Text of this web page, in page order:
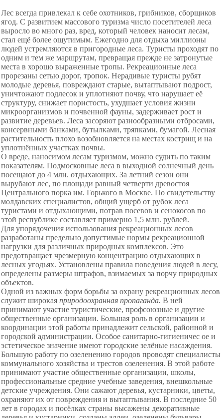
Лес всегда привлекал к себе охотников, грибников, сборщиков
ягод. С развитием массового туризма число посетителей леса
выросло во много раз, вред, который человек наносит лесам,
стал ещё более ощутимым. Ежегодно для отдыха миллионы
людей устремляются в пригородные леса. Туристы проходят по
одним и тем же маршрутам, превращая прежде не затронутые
места в хорошо выраженные тропы. Рекреационные леса
прорезаны сетью дорог, тропок. Нерадивые туристы рубят
молодые деревья, повреждают старые, вытаптывают подрост,
уничтожают подлесок и уплотняют почву, что нарушает её
структуру, снижает пористость, ухудшает условия жизни
микроорганизмов и почвенной фауны, задерживает рост и
развитие деревьев. Леса засоряют разнообразными отбросами,
консервными банками, бутылками, тряпками, бумагой. Лесная
растительность плохо возобновляется на местах кострищ и на
уплотнённых участках почвы.
О вреде, наносимом лесам туризмом, можно судить по таким
показателям. Подмосковные леса в выходной солнечный день
посещают до 4 млн. отдыхающих. За летний сезон они
вырубают лес, по площади равный четверти древостоя
Центрального порка им. Горького в Москве. По свидетельству
молдавских специалистов, общий ущерб от рубок леса
туристами и отдыхающими, потрав посевов и сенокосов по
этой республике составляет примерно 1,5 млн. рублей.
Для упорядочения использования рекреационных лесов
разработаны предельно допустимые нормы рекреационной
нагрузки для различных природных комплексов. Это
предотвращает чрезмерную концентрацию отдыхающих в
лесных угодьях. Установлены правила поведения людей в лесу,
определены размеры штрафов, взимаемых за порчу природных
объектов.
Одной из важных форм борьбы за охрану рекреационных лесов
служит широкая природоохранная пропаганда. В ней
принимают участие туристические, профсоюзные и другие
общественные организации. Большая роль в организации и
координации этой работы принадлежит сельской, районной и
городской администрации. Особое санитарно-гигиеничес ое и
эстетическое значение имеют городские зелёные насаждения.
Большую работу по озеленению городов проводят специалисты
коммунального хозяйства и трестов озеленения. В этой работе
принимают участие общественные организации, школы,
профессиональные средние учебные заведения, внешкольные
детские учреждения. Они сажают деревья, кустарники, цветы,
охраняют их от повреждения и вытаптывания. В последние 50
лет в городах и посёлках страны высажены декоративные